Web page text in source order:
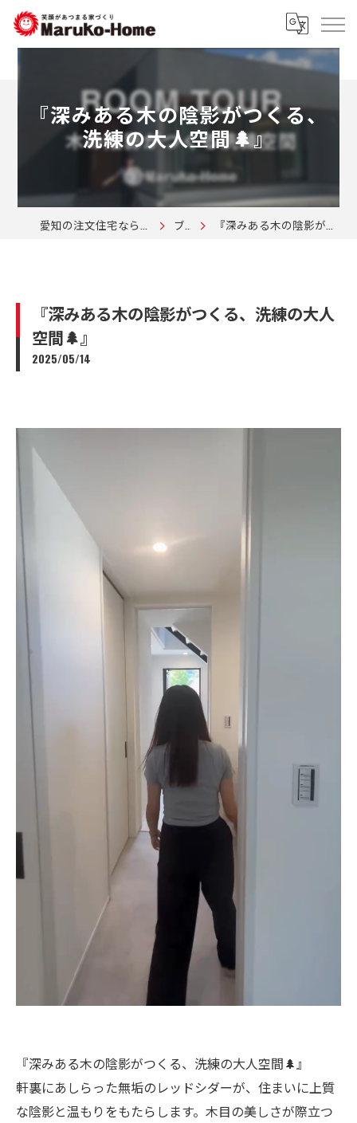
『深みある木の陰影がつくる、
洗練の大人空間🌲』
愛知の注文住宅なら株式会社マルコーホーム ブログ 『深みある木の陰影がつくる、洗練の大人空間🌲』
『深みある木の陰影がつくる、洗練の大人
空間🌲』
2025/05/14
『深みある木の陰影がつくる、洗練の大人空間🌲』
軒裏にあしらった無垢のレッドシダーが、住まいに上質
な陰影と温もりをもたらします。木目の美しさが際立つ